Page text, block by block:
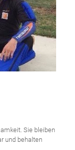
Sie bleiben
und behalten